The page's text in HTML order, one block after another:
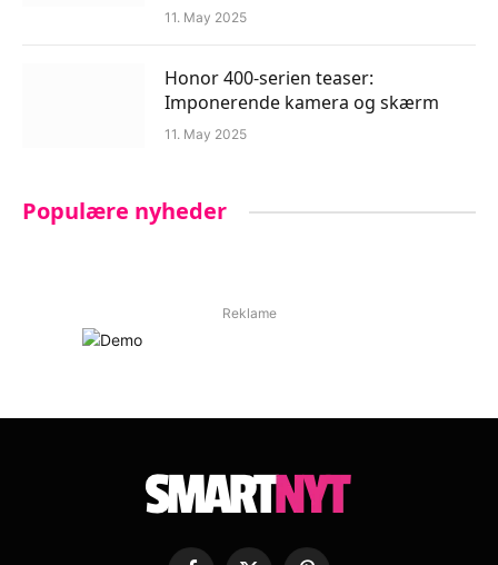
11. May 2025
Honor 400-serien teaser:
Imponerende kamera og skærm
11. May 2025
Populære nyheder
Reklame